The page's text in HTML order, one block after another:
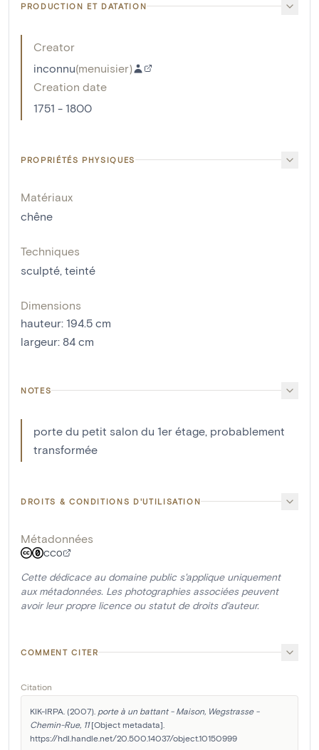
PRODUCTION ET DATATION
Creator
inconnu(menuisier)
Creation date
1751 - 1800
PROPRIÉTÉS PHYSIQUES
Matériaux
chêne
Techniques
sculpté teinté
Dimensions
hauteur: 194.5 cm
largeur: 84 cm
NOTES
porte du petit salon du 1er étage, probablement
transformée
DROITS & CONDITIONS D'UTILISATION
Métadonnées
CC0
Cette dédicace au domaine public s'applique uniquement
aux métadonnées. Les photographies associées peuvent
avoir leur propre licence ou statut de droits d'auteur.
COMMENT CITER
Citation
KIK-IRPA. (2007). porte à un battant - Maison, Wegstrasse -
Chemin-Rue, 11 [Object metadata].
https://hdl.handle.net/20.500.14037/object.10150999